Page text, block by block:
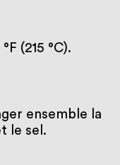
(215 °C).
ensemble la
le sel.